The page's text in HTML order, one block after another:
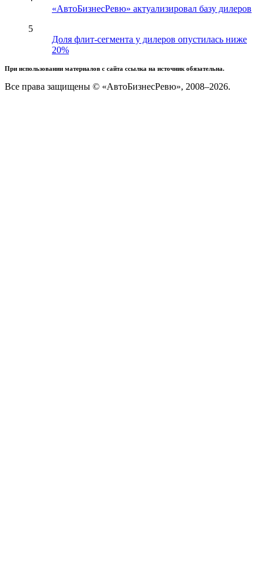
«АвтоБизнесРевю» актуализировал базу дилеров
5
Доля флит-сегмента у дилеров опустилась ниже
20%
При использовании материалов с сайта ссылка на источник обязательна.
Все права защищены © «АвтоБизнесРевю», 2008–2026.